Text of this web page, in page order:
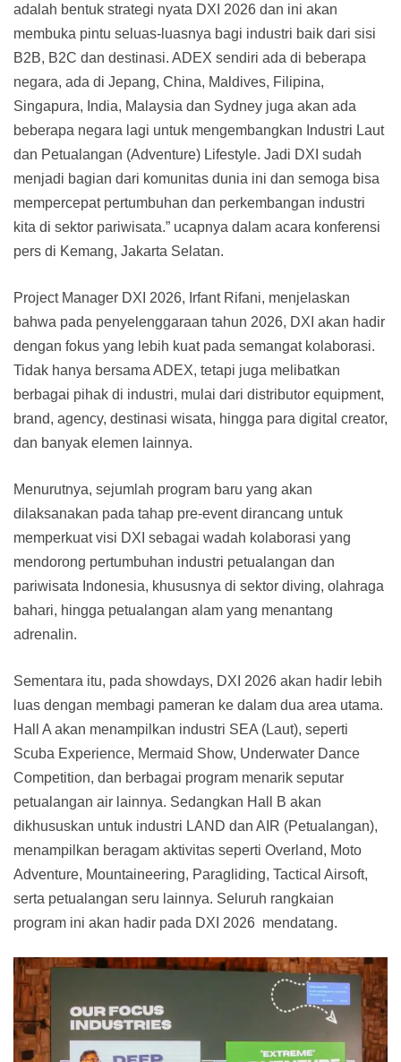
adalah bentuk strategi nyata DXI 2026 dan ini akan
membuka pintu seluas-luasnya bagi industri baik dari sisi
B2B, B2C dan destinasi. ADEX sendiri ada di beberapa
negara, ada di Jepang, China, Maldives, Filipina,
Singapura, India, Malaysia dan Sydney juga akan ada
beberapa negara lagi untuk mengembangkan Industri Laut
dan Petualangan (Adventure) Lifestyle. Jadi DXI sudah
menjadi bagian dari komunitas dunia ini dan semoga bisa
mempercepat pertumbuhan dan perkembangan industri
kita di sektor pariwisata.” ucapnya dalam acara konferensi
pers di Kemang, Jakarta Selatan.
Project Manager DXI 2026, Irfant Rifani, menjelaskan
bahwa pada penyelenggaraan tahun 2026, DXI akan hadir
dengan fokus yang lebih kuat pada semangat kolaborasi.
Tidak hanya bersama ADEX, tetapi juga melibatkan
berbagai pihak di industri, mulai dari distributor equipment,
brand, agency, destinasi wisata, hingga para digital creator,
dan banyak elemen lainnya.
Menurutnya, sejumlah program baru yang akan
dilaksanakan pada tahap pre-event dirancang untuk
memperkuat visi DXI sebagai wadah kolaborasi yang
mendorong pertumbuhan industri petualangan dan
pariwisata Indonesia, khususnya di sektor diving, olahraga
bahari, hingga petualangan alam yang menantang
adrenalin.
Sementara itu, pada showdays, DXI 2026 akan hadir lebih
luas dengan membagi pameran ke dalam dua area utama.
Hall A akan menampilkan industri SEA (Laut), seperti
Scuba Experience, Mermaid Show, Underwater Dance
Competition, dan berbagai program menarik seputar
petualangan air lainnya. Sedangkan Hall B akan
dikhususkan untuk industri LAND dan AIR (Petualangan),
menampilkan beragam aktivitas seperti Overland, Moto
Adventure, Mountaineering, Paragliding, Tactical Airsoft,
serta petualangan seru lainnya. Seluruh rangkaian
program ini akan hadir pada DXI 2026 mendatang.